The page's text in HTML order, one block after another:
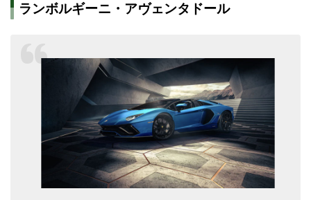
ランボルギーニ・アヴェンタドール